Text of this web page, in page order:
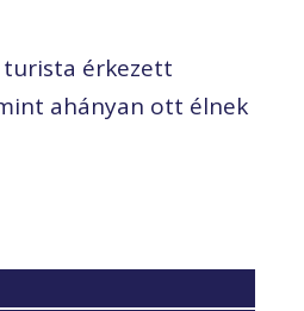
érkezett
ahányan ott élnek